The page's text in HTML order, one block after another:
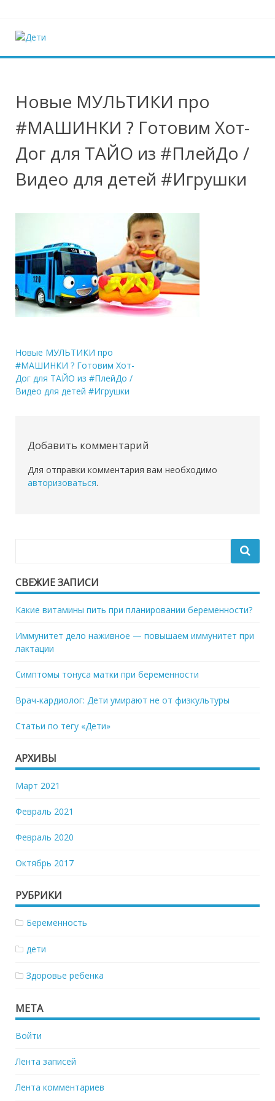
Дети
Новые МУЛЬТИКИ про
#МАШИНКИ ? Готовим Хот-
Дог для ТАЙО из #ПлейДо /
Видео для детей #Игрушки
Навигация
по
записям
Новые МУЛЬТИКИ про
#МАШИНКИ ? Готовим Хот-
Дог для ТАЙО из #ПлейДо /
Видео для детей #Игрушки
Добавить комментарий
Для отправки комментария вам необходимо
авторизоваться.
СВЕЖИЕ ЗАПИСИ
Какие витамины пить при планировании беременности?
Иммунитет дело наживное — повышаем иммунитет при
лактации
Симптомы тонуса матки при беременности
Врач-кардиолог: Дети умирают не от физкультуры
Статьи по тегу «Дети»
АРХИВЫ
Март 2021
Февраль 2021
Февраль 2020
Октябрь 2017
РУБРИКИ
Беременность
дети
Здоровье ребенка
МЕТА
Войти
Лента записей
Лента комментариев